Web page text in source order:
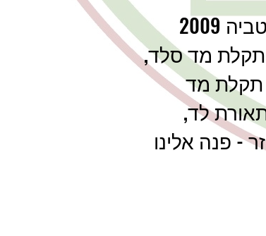
2009
מד סלד,
מד
לד,
- פנה אלינו